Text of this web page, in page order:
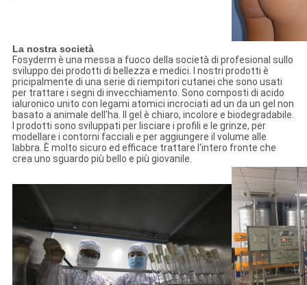
La nostra società
Fosyderm è una messa a fuoco della società di profesional sullo
sviluppo dei prodotti di bellezza e medici. I nostri prodotti è
pricipalmente di una serie di riempitori cutanei che sono usati
per trattare i segni di invecchiamento. Sono composti di acido
ialuronico unito con legami atomici incrociati ad un da un gel non
basato a animale dell'ha. Il gel è chiaro, incolore e biodegradabile.
I prodotti sono sviluppati per lisciare i profili e le grinze, per
modellare i contorni facciali e per aggiungere il volume alle
labbra. È molto sicuro ed efficace trattare l'intero fronte che
crea uno sguardo più bello e più giovanile.